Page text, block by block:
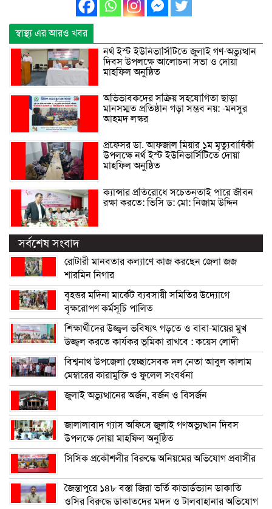
স্বাস্থ্য এর আরও খবর
নর্থ ইস্ট ইউনিভার্সিটিতে জুলাই গণ-অভ্যুত্থান
দিবস উপলক্ষে আলোচনা সভা ও দোয়া
মাহফিল অনুষ্ঠিত
অভিভাবকদের সক্রিয় সহযোগিতা ছাড়া
মানসম্মত প্রতিষ্ঠান গড়া সম্ভব নয়: -মনসুর
আহমদ লস্কর
প্রফেসর ডা. আফজাল মিয়ার ১ম মৃত্যুবার্ষিকী
উপলক্ষে নর্থ ইস্ট ইউনিভার্সিটিতে দোয়া
মাহফিল অনুষ্ঠিত
ক্যান্সার প্রতিরোধে সচেতনতাই পারে জীবন
রক্ষা করতে: ভিসি ড: মো: নিজাম উদ্দিন
সর্বশেষ সংবাদ
রোটারী মানবতার কল্যাণে কাজ করছেন জেলা জজ
শারমিন নিগার
বৃহত্তর মদিনা মার্কেট ব্যবসায়ী সমিতির উদ্যোগে
বৃক্ষরোপণ কর্মসূচি পালিত
শিক্ষার্থীদের উজ্জ্বল ভবিষ্যৎ গড়তে ও বাবা-মায়ের মুখ
উজ্জ্বল করতে কার্যকর ভূমিকা রাখবে : কয়েস লোদী
বিশ্বনাথ উপজেলা স্বেচ্ছাসেবক দল নেতা আবুল কালাম
মেম্বারের কারামুক্তি ও ফুলেল সংবর্ধনা
জুলাই অভ্যুত্থানের অর্জন, বর্জন ও বিসর্জন
জালালাবাদ গ্যাস অফিসে জুলাই গণঅভ্যুত্থান দিবস
উপলক্ষে দোয়া মাহফিল অনুষ্ঠিত
সিসিক প্রকৌশলীর বিরুদ্ধে অনিয়মের অভিযোগ প্রবাসীর
জৈন্তাপুরে ১৪৮ বস্তা জিরা ভর্তি কাভার্ডভ্যান ডাকাতি
ওসির বিরুদ্ধে ডাকাতদের মদদ ও টালবাহানার অভিযোগ